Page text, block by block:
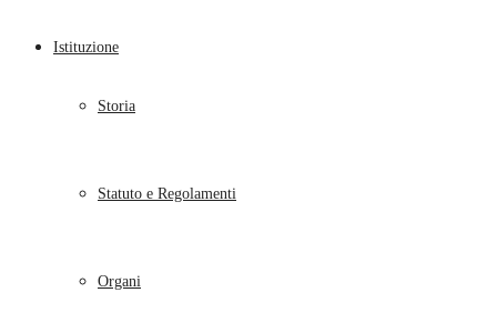
Istituzione
Storia
Statuto e Regolamenti
Organi